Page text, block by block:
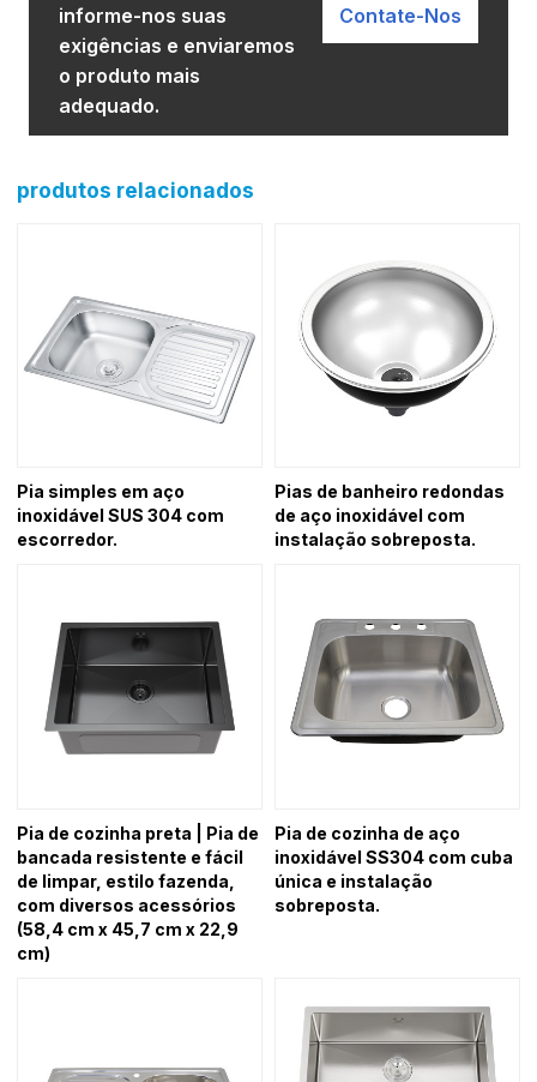
informe-nos suas
exigências e enviaremos
o produto mais
adequado.
Contate-Nos
produtos relacionados
Pia simples em aço
inoxidável SUS 304 com
escorredor.
Pias de banheiro redondas
de aço inoxidável com
instalação sobreposta.
Pia de cozinha preta | Pia de
bancada resistente e fácil
de limpar, estilo fazenda,
com diversos acessórios
(58,4 cm x 45,7 cm x 22,9
cm)
Pia de cozinha de aço
inoxidável SS304 com cuba
única e instalação
sobreposta.